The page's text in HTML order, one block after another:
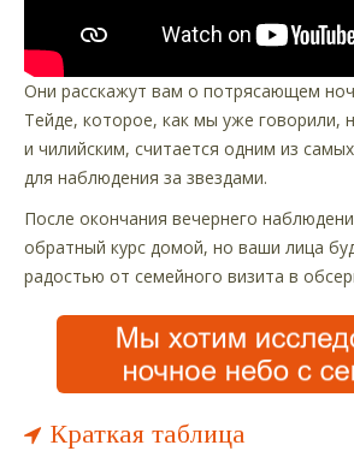
Они расскажут вам о потрясающем
Тейде, которое, как мы уже говорили,
и чилийским, считается одним из
для наблюдения за звездами.
После окончания вечернего
обратный курс домой, но ваши лица
радостью от семейного визита в
Краткая таблица